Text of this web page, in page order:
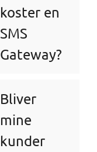
koster en
SMS
Gateway?
Bliver
mine
kunder